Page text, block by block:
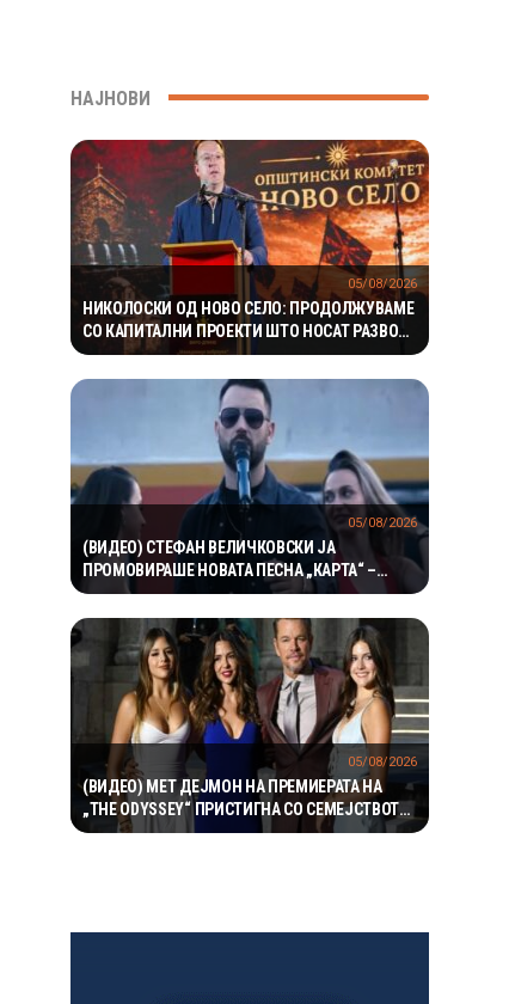
НАЈНОВИ
НИКОЛОСКИ ОД НОВО СЕЛО: ПРОДОЛЖУВАМЕ
СО КАПИТАЛНИ ПРОЕКТИ ШТО НОСАТ РАЗВОЈ
И ПОКВАЛИТЕТЕН ЖИВОТ ЗА ГРАЃАНИТЕ
05/08/2026
(ВИДЕО) СТЕФАН ВЕЛИЧКОВСКИ ЈА
ПРОМОВИРАШЕ НОВАТА ПЕСНА „КАРТА“ –
СОВРЕМЕН ЗВУК, СИЛНА ЕМОЦИЈА И
ВПЕЧАТЛИВ ВИДЕОСПОТ
05/08/2026
(ВИДЕО) МЕТ ДЕЈМОН НА ПРЕМИЕРАТА НА
„THE ODYSSEY“ ПРИСТИГНА СО СЕМЕЈСТВОТО
– НЕГОВИТЕ ЌЕРКИ ГИ УКРАДОА СИТЕ
05/08/2026